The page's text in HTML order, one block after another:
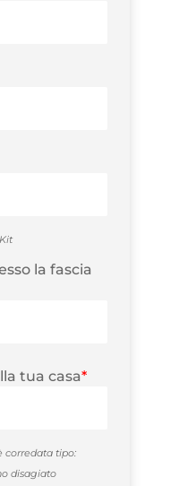
la fascia
tua casa*
corredata tipo:
disagiato